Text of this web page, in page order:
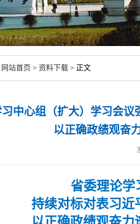
网站首页 > 资料下载> 正文
中心组（扩大）学习会
以正确政绩观奋
省委理论学
持续对标对表习近